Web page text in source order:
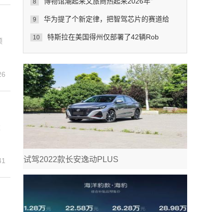
8
9 华为提了个新定律，把智驾芯片的赛道给
10 特斯拉在美国得州仅部署了42辆Rob
试驾2022款长安逸动PLUS